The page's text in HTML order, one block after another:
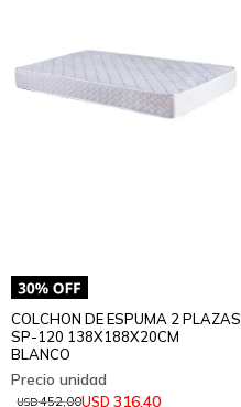
COLCHON DE ESPUMA 2 PLAZAS
SP-120 138X188X20CM
BLANCO
USD 316,40
USD452,00